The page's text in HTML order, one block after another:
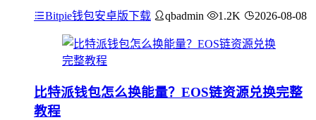
Bitpie钱包安卓版下载 qbadmin 1.2K 2026-08-08
比特派钱包怎么换能量？EOS链资源兑换完整
教程